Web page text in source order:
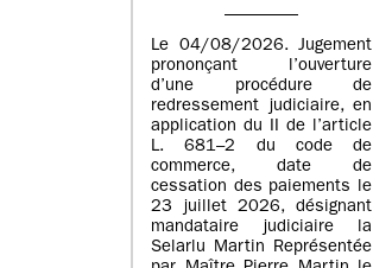
Le 04/08/2026. Jugement
prononçant l’ouverture
d’une procédure de
redressement judiciaire, en
application du II de l’article
L. 681–2 du code de
commerce, date de
cessation des paiements le
23 juillet 2026, désignant
mandataire judiciaire la
Selarlu Martin Représentée